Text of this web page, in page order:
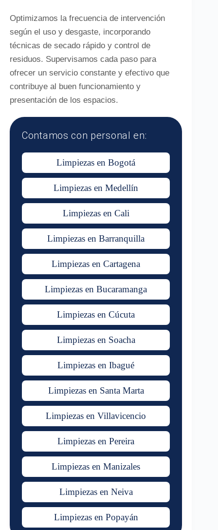
Optimizamos la frecuencia de intervención
según el uso y desgaste, incorporando
técnicas de secado rápido y control de
residuos. Supervisamos cada paso para
ofrecer un servicio constante y efectivo que
contribuye al buen funcionamiento y
presentación de los espacios.
Contamos con personal en:
Limpiezas en Bogotá
Limpiezas en Medellín
Limpiezas en Cali
Limpiezas en Barranquilla
Limpiezas en Cartagena
Limpiezas en Bucaramanga
Limpiezas en Cúcuta
Limpiezas en Soacha
Limpiezas en Ibagué
Limpiezas en Santa Marta
Limpiezas en Villavicencio
Limpiezas en Pereira
Limpiezas en Manizales
Limpiezas en Neiva
Limpiezas en Popayán